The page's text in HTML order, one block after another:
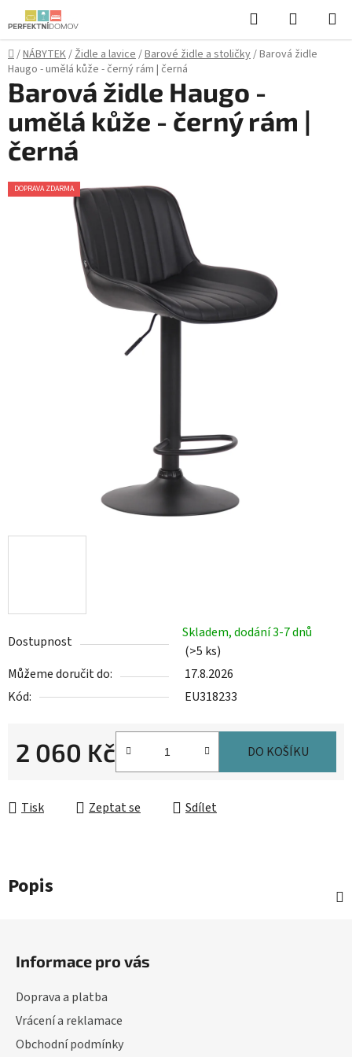
Přejít
na
obsah
Hledat
KOŠÍK
Domů
/NÁBYTEK/Židle a lavice/Barové židle a stoličky/Barová židle
Haugo - umělá kůže - černý rám | černá
Dostupnost
Skladem, dodání 3-7 dnů
(>5 ks)
Můžeme doručit do:
17.8.2026
Kód:
EU318233
2 060 Kč DO KOŠÍKU
Tisk Zeptat se Sdílet
Barová židle Haugo -
umělá kůže - černý rám |
černá
DOPRAVA ZDARMA
Popis
Informace pro vás
Doprava a platba
Vrácení a reklamace
Obchodní podmínky